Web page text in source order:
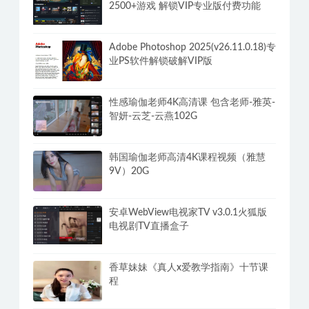
2500+游戏 解锁VIP专业版付费功能
Adobe Photoshop 2025(v26.11.0.18)专
业PS软件解锁破解VIP版
性感瑜伽老师4K高清课 包含老师-雅英-
智妍-云芝-云燕102G
韩国瑜伽老师高清4K课程视频（雅慧
9V）20G
安卓WebView电视家TV v3.0.1火狐版
电视剧TV直播盒子
香草妹妹《真人x爱教学指南》十节课
程